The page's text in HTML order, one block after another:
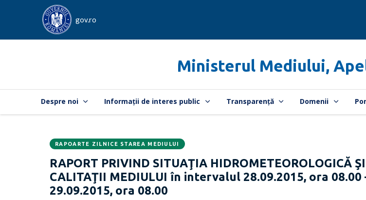
gov.ro
Ministerul Mediului,
Despre noi Informații de interes public Transparență Domenii
CATEGORIA:
RAPOARTE ZILNICE STAREA MEDIULUI
RAPORT PRIVIND SITUAŢIA HIDROMETEOROLOGICĂ
CALITAŢII MEDIULUI în intervalul 28.09.2015, ora 08.00
29.09.2015, ora 08.00
Data
publicării: